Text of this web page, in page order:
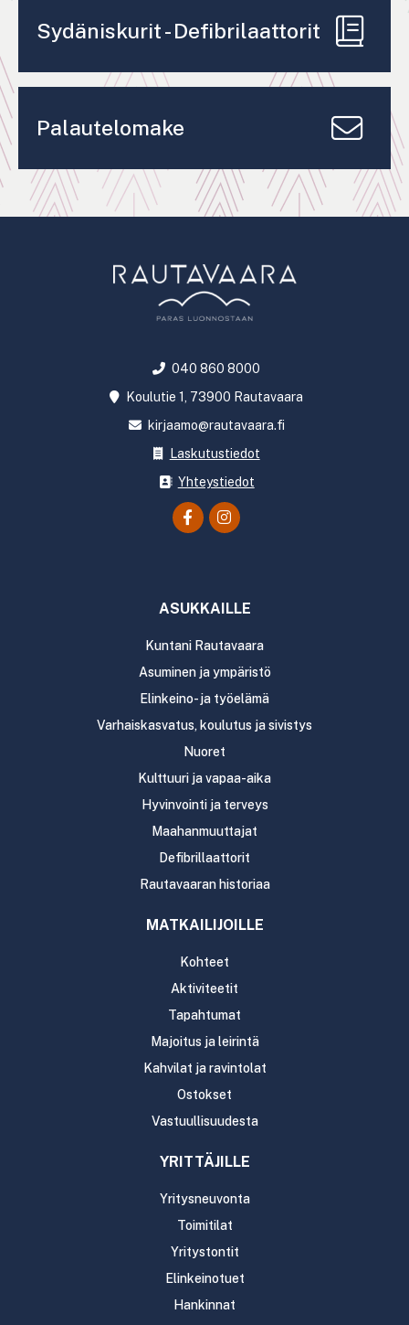
Sydäniskurit - Defibrilaattorit
Palautelomake
040 860 8000
Koulutie 1, 73900 Rautavaara
kirjaamo@rautavaara.fi
Laskutustiedot
Yhteystiedot
ASUKKAILLE
Kuntani Rautavaara
Asuminen ja ympäristö
Elinkeino- ja työelämä
Varhaiskasvatus, koulutus ja sivistys
Nuoret
Kulttuuri ja vapaa-aika
Hyvinvointi ja terveys
Maahanmuuttajat
Defibrillaattorit
Rautavaaran historiaa
MATKAILIJOILLE
Kohteet
Aktiviteetit
Tapahtumat
Majoitus ja leirintä
Kahvilat ja ravintolat
Ostokset
Vastuullisuudesta
YRITTÄJILLE
Yritysneuvonta
Toimitilat
Yritystontit
Elinkeinotuet
Hankinnat